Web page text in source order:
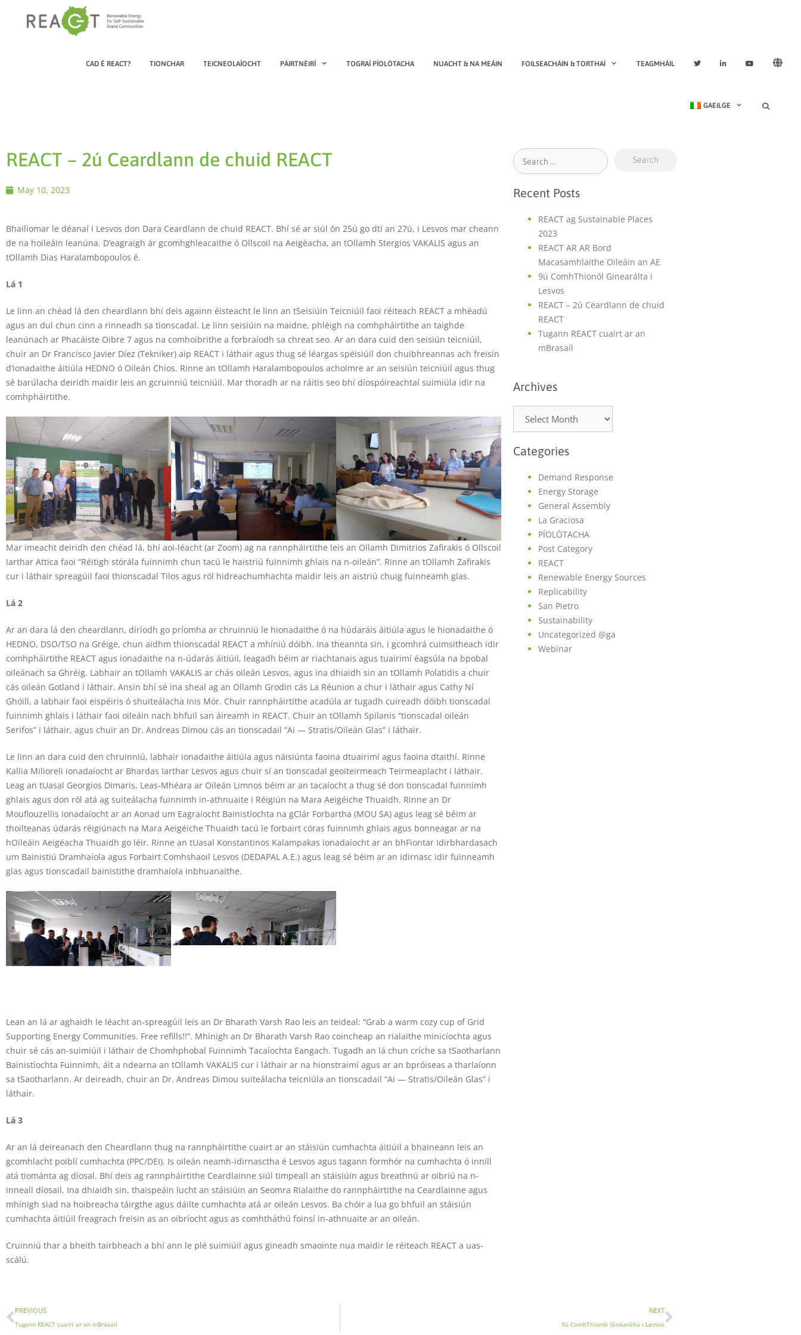
CAD É REACT? TIONCHAR TEICNEOLAÍOCHT PÁIRTNÉIRÍ TOGRAÍ PÍOLÓTACHA NUACHT & NA MEÁIN FOILSEACHÁIN & TORTHAÍ TEAGMHÁIL
GAEILGE
REACT – 2ú Ceardlann de chuid REACT
May 10, 2023
Bhailíomar le déanaí i Lesvos don Dara Ceardlann de chuid REACT. Bhí sé ar siúl ón 25ú go dtí an 27ú, i Lesvos mar cheann
de na hoileáin leanúna. D’eagraigh ár gcomhghleacaithe ó Ollscoil na Aeigéacha, an tOllamh Stergios VAKALIS agus an
tOllamh Dias Haralambopoulos é.
Lá 1
Le linn an chéad lá den cheardlann bhí deis againn éisteacht le linn an tSeisiúin Teicniúil faoi réiteach REACT a mhéadú
agus an dul chun cinn a rinneadh sa tionscadal. Le linn seisiúin na maidne, phléigh na comhpháirtithe an taighde
leanúnach ar Phacáiste Oibre 7 agus na comhoibrithe a forbraíodh sa chreat seo. Ar an dara cuid den seisiún teicniúil,
chuir an Dr Francisco Javier Díez (Tekniker) aip REACT i láthair agus thug sé léargas spéisiúil don chuibhreannas ach freisin
d’ionadaithe áitiúla HEDNO ó Oileán Chios. Rinne an tOllamh Haralambopoulos achoimre ar an seisiún teicniúil agus thug
sé barúlacha deiridh maidir leis an gcruinniú teicniúil. Mar thoradh ar na ráitis seo bhí díospóireachtaí suimiúla idir na
comhpháirtithe.
Mar imeacht deiridh den chéad lá, bhí aoi-léacht (ar Zoom) ag na rannpháirtithe leis an Ollamh Dimitrios Zafirakis ó Ollscoil
Iarthar Attica faoi “Réitigh stórála fuinnimh chun tacú le haistriú fuinnimh ghlais na n-oileán”. Rinne an tOllamh Zafirakis
cur i láthair spreagúil faoi thionscadal Tilos agus ról hidreachumhachta maidir leis an aistriú chuig fuinneamh glas.
Lá 2
Ar an dara lá den cheardlann, díríodh go príomha ar chruinniú le hionadaithe ó na húdaráis áitiúla agus le hionadaithe ó
HEDNO, DSO/TSO na Gréige, chun aidhm thionscadal REACT a mhíniú dóibh. Ina theannta sin, i gcomhrá cuimsitheach idir
comhpháirtithe REACT agus ionadaithe na n-údarás áitiúil, leagadh béim ar riachtanais agus tuairimí éagsúla na bpobal
oileánach sa Ghréig. Labhair an tOllamh VAKALIS ar chás oileán Lesvos, agus ina dhiaidh sin an tOllamh Polatidis a chuir
cás oileán Gotland i láthair. Ansin bhí sé ina sheal ag an Ollamh Grodin cás La Réunion a chur i láthair agus Cathy Ní
Ghóill, a labhair faoi eispéiris ó shuiteálacha Inis Mór. Chuir rannpháirtithe acadúla ar tugadh cuireadh dóibh tionscadal
fuinnimh ghlais i láthair faoi oileáin nach bhfuil san áireamh in REACT. Chuir an tOllamh Spilanis “tionscadal oileán
Serifos” i láthair, agus chuir an Dr. Andreas Dimou cás an tionscadail “Ai — Stratis/Oileán Glas” i láthair.
Le linn an dara cuid den chruinniú, labhair ionadaithe áitiúla agus náisiúnta faoina dtuairimí agus faoina dtaithí. Rinne
Kallia Milioreli ionadaíocht ar Bhardas Iarthar Lesvos agus chuir sí an tionscadal geoiteirmeach Teirmeaplacht i láthair.
Leag an tUasal Georgios Dimaris, Leas-Mhéara ar Oileán Limnos béim ar an tacaíocht a thug sé don tionscadal fuinnimh
ghlais agus don ról atá ag suiteálacha fuinnimh in-athnuaite i Réigiún na Mara Aeigéiche Thuaidh. Rinne an Dr
Mouflouzellis ionadaíocht ar an Aonad um Eagraíocht Bainistíochta na gClár Forbartha (MOU SA) agus leag sé béim ar
thoilteanas údarás réigiúnach na Mara Aeigéiche Thuaidh tacú le forbairt córas fuinnimh ghlais agus bonneagar ar na
hOileáin Aeigéacha Thuaidh go léir. Rinne an tUasal Konstantinos Kalampakas ionadaíocht ar an bhFiontar Idirbhardasach
um Bainistiú Dramhaíola agus Forbairt Comhshaoil Lesvos (DEDAPAL A.E.) agus leag sé béim ar an idirnasc idir fuinneamh
glas agus tionscadail bainistithe dramhaíola inbhuanaithe.
Lean an lá ar aghaidh le léacht an-spreagúil leis an Dr Bharath Varsh Rao leis an teideal: “Grab a warm cozy cup of Grid
Supporting Energy Communities. Free refills!!”. Mhínigh an Dr Bharath Varsh Rao coincheap an rialaithe minicíochta agus
chuir sé cás an-suimiúil i láthair de Chomhphobal Fuinnimh Tacaíochta Eangach. Tugadh an lá chun críche sa tSaotharlann
Bainistíochta Fuinnimh, áit a ndearna an tOllamh VAKALIS cur i láthair ar na hionstraimí agus ar an bpróiseas a tharlaíonn
sa tSaotharlann. Ar deireadh, chuir an Dr. Andreas Dimou suiteálacha teicniúla an tionscadail “Ai — Stratis/Oileán Glas” i
láthair.
Lá 3
Ar an lá deireanach den Cheardlann thug na rannpháirtithe cuairt ar an stáisiún cumhachta áitiúil a bhaineann leis an
gcomhlacht poiblí cumhachta (PPC/DEI). Is oileán neamh-idirnasctha é Lesvos agus tagann formhór na cumhachta ó innill
atá tiománta ag díosal. Bhí deis ag rannpháirtithe Ceardlainne siúl timpeall an stáisiúin agus breathnú ar oibriú na n-
inneall díosail. Ina dhiaidh sin, thaispeáin lucht an stáisiúin an Seomra Rialaithe do rannpháirtithe na Ceardlainne agus
mhínigh siad na hoibreacha táirgthe agus dáilte cumhachta atá ar oileán Lesvos. Ba chóir a lua go bhfuil an stáisiún
cumhachta áitiúil freagrach freisin as an oibríocht agus as comhtháthú foinsí in-athnuaite ar an oileán.
Cruinniú thar a bheith tairbheach a bhí ann le plé suimiúil agus gineadh smaointe nua maidir le réiteach REACT a uas-
scálú.
Recent Posts
REACT ag Sustainable Places
2023
REACT AR AR Bord
Macasamhlaithe Oileáin an AE
9ú ComhThionól Ginearálta i
Lesvos
REACT – 2ú Ceardlann de chuid
REACT
Tugann REACT cuairt ar an
mBrasaíl
Archives
Categories
Demand Response
Energy Storage
General Assembly
La Graciosa
PÍOLÓTACHA
Post Category
REACT
Renewable Energy Sources
Replicability
San Pietro
Sustainability
Uncategorized @ga
Webinar
PREVIOUS
Tugann REACT cuairt ar an mBrasaíl
NEXT
9ú ComhThionól Ginearálta i Lesvos
Necessary
cookies are
optional.
They are
needed for
the website
to function.
Statistics
In order for
us to
improve the
website's
structure,
how the
website is
used.
Experience
In order for
our website
to perform
during your
visit. If you
refuse these
cookies,
some
functionality
will
disappear
from the
Marketing
By sharing
your
interests and
behavior as
you visit our
personalized
offers.